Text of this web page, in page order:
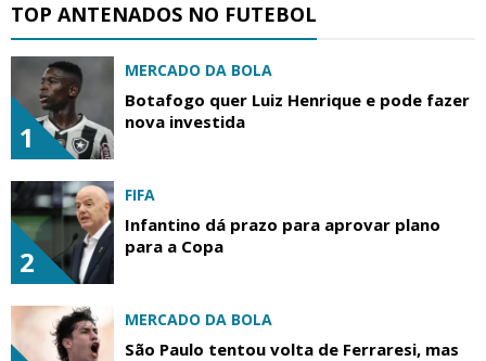
TOP ANTENADOS NO FUTEBOL
1
MERCADO DA BOLA
Botafogo quer Luiz Henrique e pode fazer
nova investida
2
FIFA
Infantino dá prazo para aprovar plano
para a Copa
MERCADO DA BOLA
São Paulo tentou volta de Ferraresi, mas